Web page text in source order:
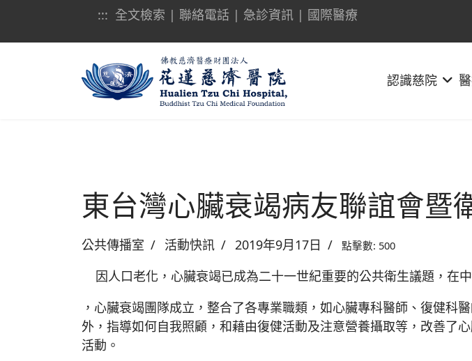
::: 全文檢索 | 聯絡電話| 急診資訊| 國際醫療
認識慈院
東台灣心臟衰竭病友聯誼會暨
公共傳播室 活動快訊 2019年9月17日 點擊數: 500
因人口老化，心臟衰竭已成為二十一世紀重要的公共衛生議題，在
，心臟衰竭團隊成立，整合了各專業職類，如心臟專科醫師、復健
外，指導如何自我照顧，和藉由復健活動及注意營養攝取等，改善了
活動。